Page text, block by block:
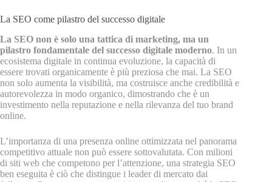
La SEO come pilastro del successo digitale
La SEO non è solo una tattica di marketing, ma un
pilastro fondamentale del successo digitale moderno. In un
ecosistema digitale in continua evoluzione, la capacità di
essere trovati organicamente è più preziosa che mai. La SEO
non solo aumenta la visibilità, ma costruisce anche credibilità e
autorevolezza in modo organico, dimostrando che è un
investimento nella reputazione e nella rilevanza del tuo brand
online.
L’importanza di una presenza online ottimizzata nel panorama
competitivo attuale non può essere sottovalutata. Con milioni
di siti web che competono per l’attenzione, una strategia SEO
ben eseguita è ciò che distingue i leader di mercato dai